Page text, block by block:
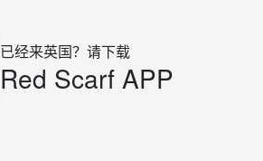
已经来英国？请下载
Red Scarf APP